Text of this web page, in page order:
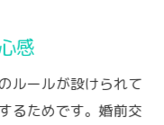
感
ルールが設けられて
るためです。婚前交